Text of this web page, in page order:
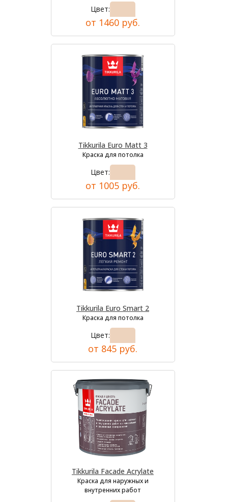
Цвет:
от 1460 руб.
Tikkurila Euro Matt 3
Краска для потолка
Цвет:
от 1005 руб.
Tikkurila Euro Smart 2
Краска для потолка
Цвет:
от 845 руб.
Tikkurila Facade Acrylate
Краска для наружных и
внутренних работ